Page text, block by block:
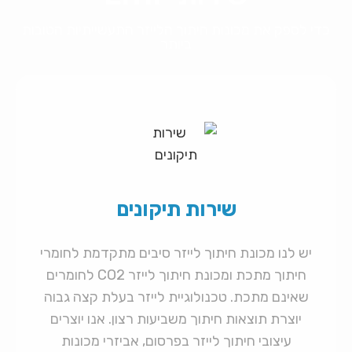
שירות תיקונים
יש לנו מכונת חיתוך לייזר סיבים מתקדמת לחומרי
חיתוך מתכת ומכונת חיתוך לייזר CO2 לחומרים
שאינם מתכת. טכנולוגיית לייזר בעלת קצה גבוה
יוצרת תוצאות חיתוך משביעות רצון. אנו יוצרים
עיצובי חיתוך לייזר בפרסום, אביזרי מכונות